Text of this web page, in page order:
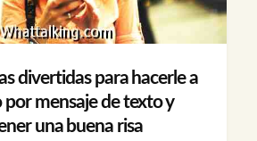
divertidas para hacerle a
por mensaje de texto y
una buena risa